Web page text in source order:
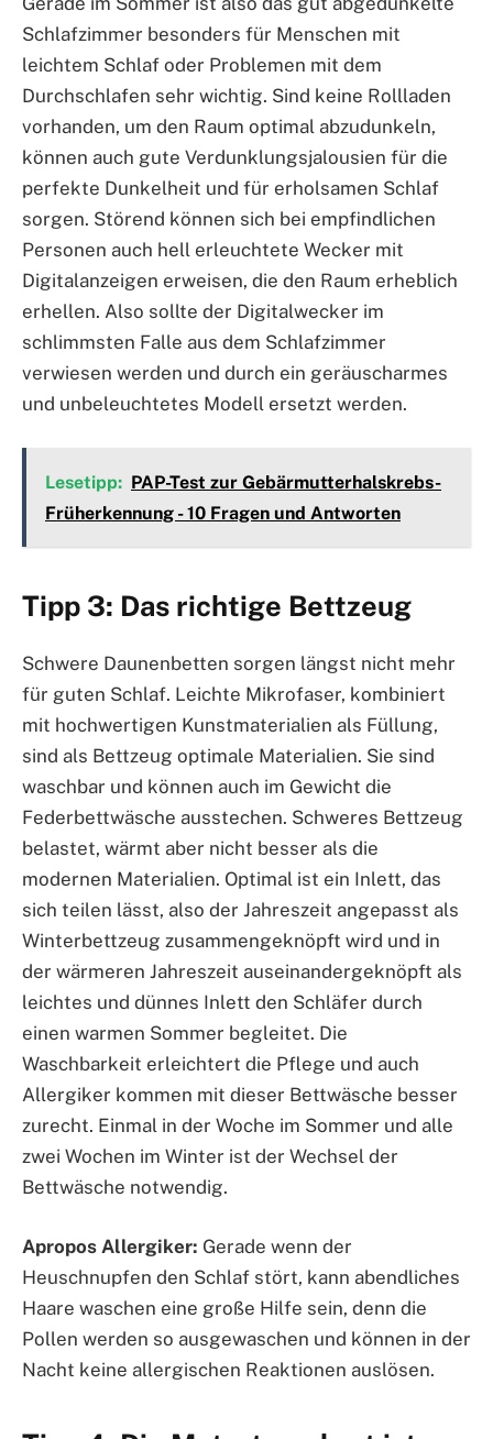
Schlafzimmer besonders für Menschen mit
leichtem Schlaf oder Problemen mit dem
Durchschlafen sehr wichtig. Sind keine Rollladen
vorhanden, um den Raum optimal abzudunkeln,
können auch gute Verdunklungsjalousien für die
perfekte Dunkelheit und für erholsamen Schlaf
sorgen. Störend können sich bei empfindlichen
Personen auch hell erleuchtete Wecker mit
Digitalanzeigen erweisen, die den Raum erheblich
erhellen. Also sollte der Digitalwecker im
schlimmsten Falle aus dem Schlafzimmer
verwiesen werden und durch ein geräuscharmes
und unbeleuchtetes Modell ersetzt werden.
Lesetipp: PAP-Test zur Gebärmutterhalskrebs-
Früherkennung - 10 Fragen und Antworten
Tipp 3: Das richtige Bettzeug
Schwere Daunenbetten sorgen längst nicht mehr
für guten Schlaf. Leichte Mikrofaser, kombiniert
mit hochwertigen Kunstmaterialien als Füllung,
sind als Bettzeug optimale Materialien. Sie sind
waschbar und können auch im Gewicht die
Federbettwäsche ausstechen. Schweres Bettzeug
belastet, wärmt aber nicht besser als die
modernen Materialien. Optimal ist ein Inlett, das
sich teilen lässt, also der Jahreszeit angepasst als
Winterbettzeug zusammengeknöpft wird und in
der wärmeren Jahreszeit auseinandergeknöpft als
leichtes und dünnes Inlett den Schläfer durch
einen warmen Sommer begleitet. Die
Waschbarkeit erleichtert die Pflege und auch
Allergiker kommen mit dieser Bettwäsche besser
zurecht. Einmal in der Woche im Sommer und alle
zwei Wochen im Winter ist der Wechsel der
Bettwäsche notwendig.
Apropos Allergiker: Gerade wenn der
Heuschnupfen den Schlaf stört, kann abendliches
Haare waschen eine große Hilfe sein, denn die
Pollen werden so ausgewaschen und können in der
Nacht keine allergischen Reaktionen auslösen.